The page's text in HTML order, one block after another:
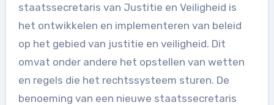
staatssecretaris van Justitie en Veiligheid is
het ontwikkelen en implementeren van beleid
op het gebied van justitie en veiligheid. Dit
omvat onder andere het opstellen van wetten
en regels die het rechtssysteem sturen. De
benoeming van een nieuwe staatssecretaris